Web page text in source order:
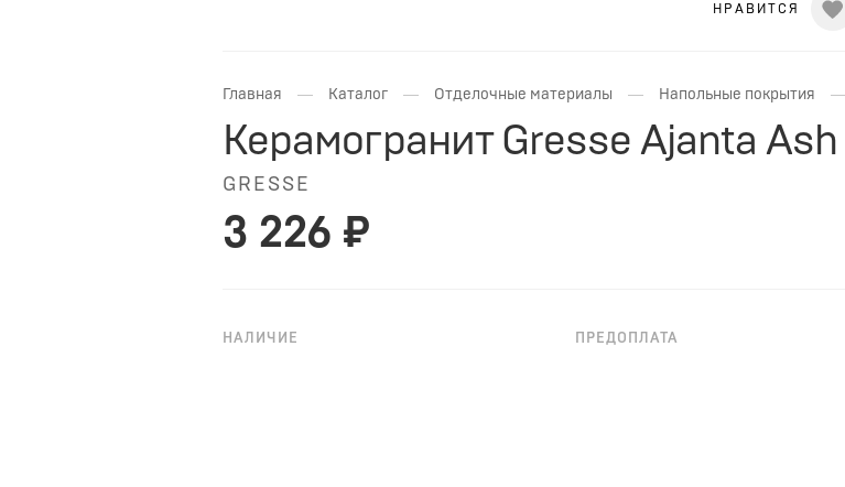
НРАВИТСЯ
Главная — Каталог — Отделочные материалы — Напольные покрытия —
Керамогранит Gresse Ajanta Ash
GRESSE
3 226 ₽
НАЛИЧИЕ ПРЕДОПЛАТА